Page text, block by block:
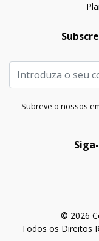
Subreve o nossos
© 2026
Todos os Direitos